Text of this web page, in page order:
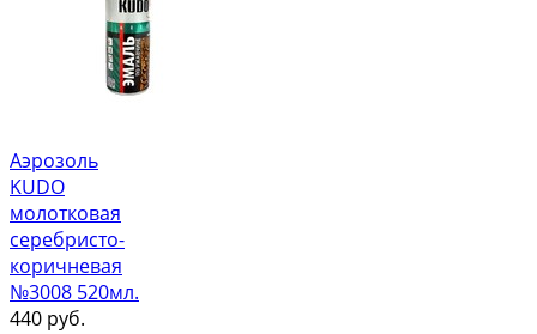
Аэрозоль
KUDO
молотковая
серебристо-
коричневая
№3008 520мл.
440 руб.